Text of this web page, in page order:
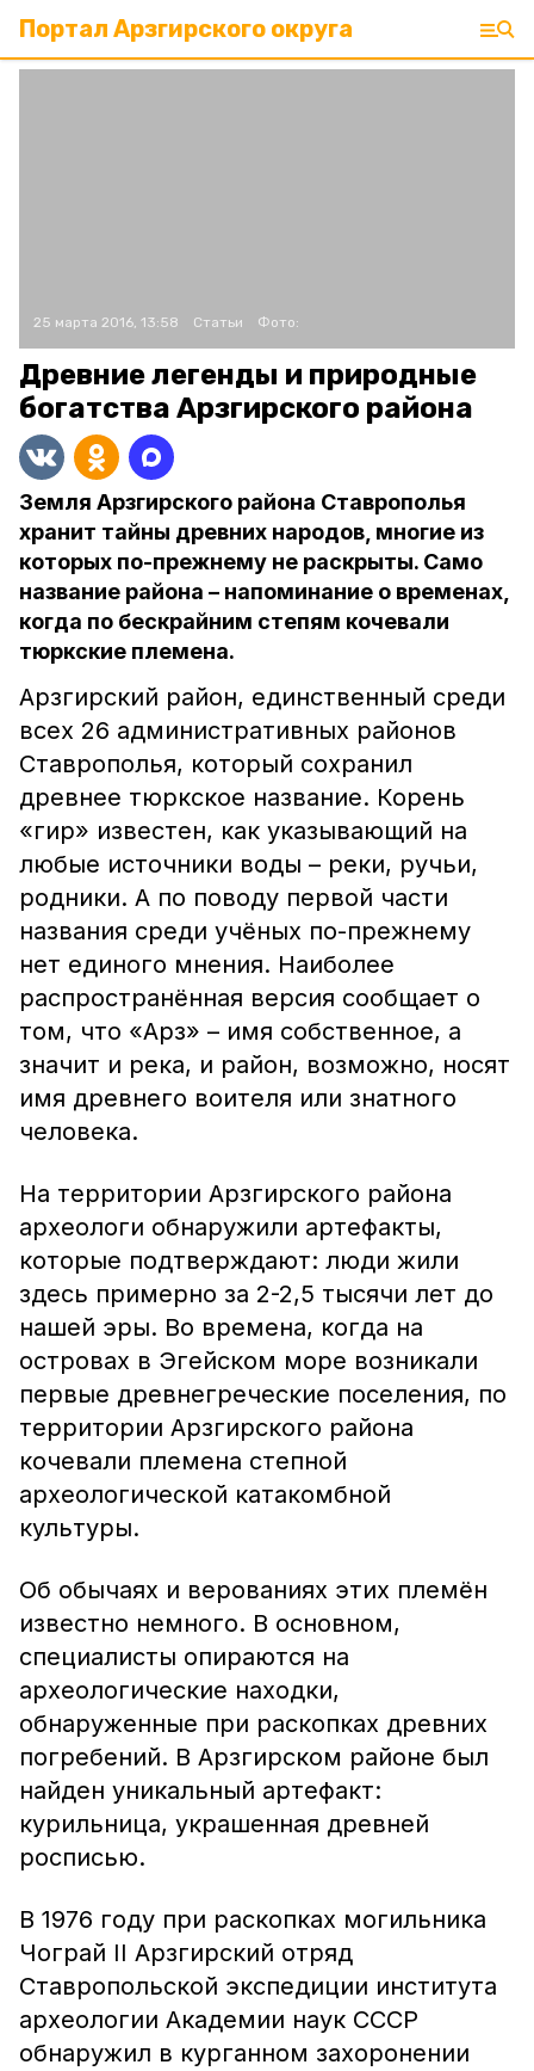
Портал Арзгирского округа
25 марта 2016, 13:58 Статьи Фото:
Древние легенды и природные
богатства Арзгирского района
Земля Арзгирского района Ставрополья
хранит тайны древних народов, многие из
которых по-прежнему не раскрыты. Само
название района – напоминание о временах,
когда по бескрайним степям кочевали
тюркские племена.
Арзгирский район, единственный среди
всех 26 административных районов
Ставрополья, который сохранил
древнее тюркское название. Корень
«гир» известен, как указывающий на
любые источники воды – реки, ручьи,
родники. А по поводу первой части
названия среди учёных по-прежнему
нет единого мнения. Наиболее
распространённая версия сообщает о
том, что «Арз» – имя собственное, а
значит и река, и район, возможно, носят
имя древнего воителя или знатного
человека.
На территории Арзгирского района
археологи обнаружили артефакты,
которые подтверждают: люди жили
здесь примерно за 2-2,5 тысячи лет до
нашей эры. Во времена, когда на
островах в Эгейском море возникали
первые древнегреческие поселения, по
территории Арзгирского района
кочевали племена степной
археологической катакомбной
культуры.
Об обычаях и верованиях этих племён
известно немного. В основном,
специалисты опираются на
археологические находки,
обнаруженные при раскопках древних
погребений. В Арзгирском районе был
найден уникальный артефакт:
курильница, украшенная древней
росписью.
В 1976 году при раскопках могильника
Чограй II Арзгирский отряд
Ставропольской экспедиции института
археологии Академии наук СССР
обнаружил в курганном захоронении